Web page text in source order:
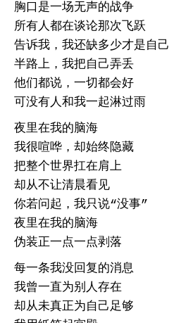
胸口是一场无声的战争
所有人都在谈论那次飞跃
告诉我，我还缺多少才是自己
半路上，我把自己弄丢
他们都说，一切都会好
可没有人和我一起淋过雨
夜里在我的脑海
我很喧哗，却始终隐藏
把整个世界扛在肩上
却从不让清晨看见
你若问起，我只说“没事”
夜里在我的脑海
伪装正一点一点剥落
每一条我没回复的消息
我曾一直为别人存在
却从未真正为自己足够